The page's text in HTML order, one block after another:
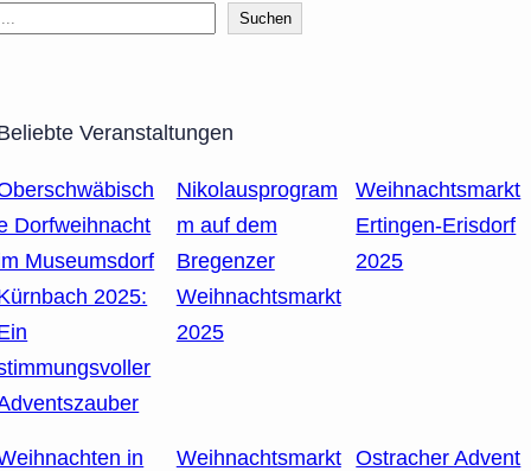
Suchen
Veranstaltungen
Dorfweihnacht
Museumsdorf
2025:
Nikolausprogram
m auf dem
Bregenzer
Weihnachtsmarkt
2025
Weihnachtsmarkt
Ertingen-Erisdorf
2025
in
Weihnachtsmarkt
Ostracher Advent